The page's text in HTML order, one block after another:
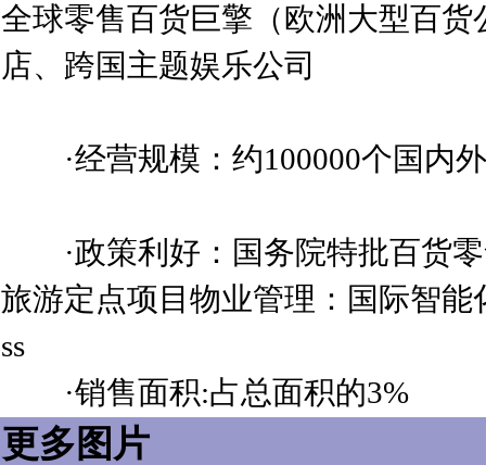
全球零售百货巨擎（欧洲大型百
店、跨国主题娱乐公司
·经营规模：约100000个国内
·政策利好：国务院特批百货零
旅游定点项目物业管理：国际智能
ss
·销售面积:占总面积的3%
更多图片